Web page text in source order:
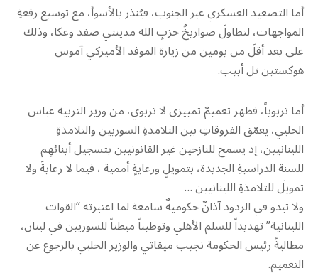
أما التصعيد العسكري عبر الجنوب، فيُنذر بالأسوأ، مع توسيع رقعةِ
المواجهات، لتطاولَ صواريخُ حزبِ الله مدينتي صفد وعكا، وذلك
على بعد أقلَ من يومين من زيارة الموفد الأميركي آموس
هوكستين تل أبيب.
أما تربوياً، فظهر تعميمٌ تمييزي لا تربوي، من وزير التربية عباس
الحلبي، يعمّق الفروقاتِ بين التلامذةِ السوريين والتلامذةِ
اللبنانيين، إذ يسمح للنازحين غير القانونيين بتسجيل أبنائهِم
للسنة الدراسيةِ الجديدة، بتمويلٍ ورعايةٍ أممية ، فيما لا رعايةَ ولا
تمويلَ للتلامذةِ اللبنانيين …
ولا تبدو في الردود آذانٌ حكوميةٌ سامعة لما اعتبرته “القوات
اللبنانية” تهديداً للسلم الأهلي وتوطيناً مبطناً للسوريين في لبنان،
مطالبةً رئيس الحكومة نجيب ميقاتي والوزير الحلبي بالرجوع عن
التعميم.